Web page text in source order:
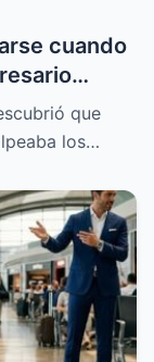
cuando
al
como
su
que
que
que
los…